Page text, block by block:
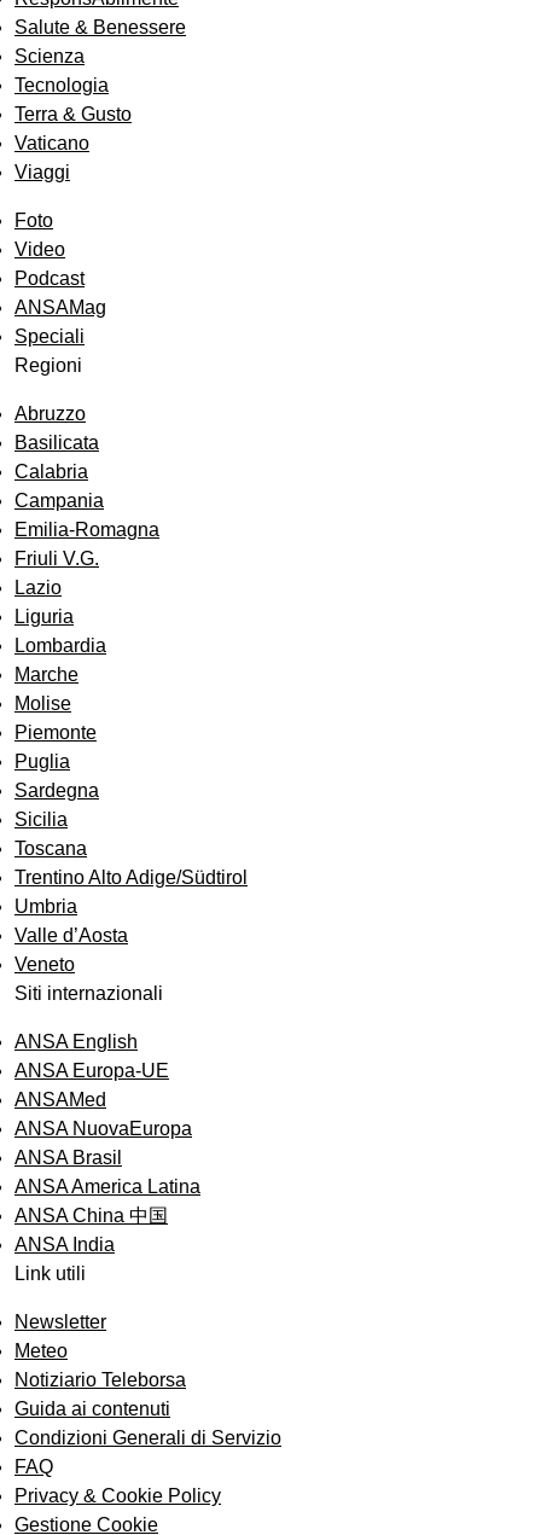
Salute & Benessere
Scienza
Tecnologia
Terra & Gusto
Vaticano
Viaggi
Foto
Video
Podcast
ANSAMag
Speciali
Regioni
Abruzzo
Basilicata
Calabria
Campania
Emilia-Romagna
Friuli V.G.
Lazio
Liguria
Lombardia
Marche
Molise
Piemonte
Puglia
Sardegna
Sicilia
Toscana
Trentino Alto Adige/Südtirol
Umbria
Valle d’Aosta
Veneto
Siti internazionali
ANSA English
ANSA Europa-UE
ANSAMed
ANSA NuovaEuropa
ANSA Brasil
ANSA America Latina
ANSA China 中国
ANSA India
Link utili
Newsletter
Meteo
Notiziario Teleborsa
Guida ai contenuti
Condizioni Generali di Servizio
FAQ
Privacy & Cookie Policy
Gestione Cookie